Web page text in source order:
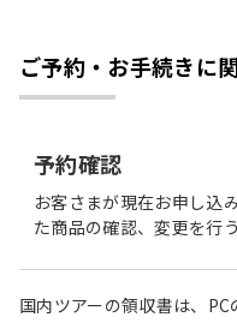
ご予約・お手続きに
予約確認
お客さまが現在お申し込
た商品の確認、変更を行
国内ツアーの領収書は、PC